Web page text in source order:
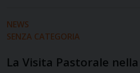
NEWS
SENZA CATEGORIA
La Visita Pastorale